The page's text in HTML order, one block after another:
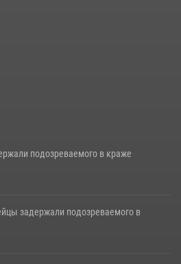
задержали
подозреваемого в краже
задержали подозреваемого в